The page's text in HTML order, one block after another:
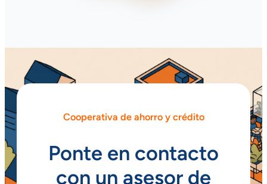
Cooperativa de ahorro y crédito
Ponte en contacto
con un asesor de